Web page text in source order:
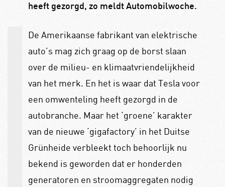
heeft gezorgd, zo meldt Automobilwoche.
De Amerikaanse fabrikant van elektrische
auto’s mag zich graag op de borst slaan
over de milieu- en klimaatvriendelijkheid
van het merk. En het is waar dat Tesla voor
een omwenteling heeft gezorgd in de
autobranche. Maar het ‘groene’ karakter
van de nieuwe ‘gigafactory’ in het Duitse
Grünheide verbleekt toch behoorlijk nu
bekend is geworden dat er honderden
generatoren en stroomaggregaten nodig